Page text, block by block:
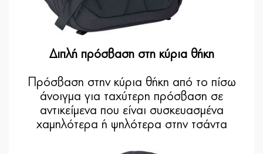
Διπλή πρόσβαση στη κύρια θήκη
Πρόσβαση στην κύρια θήκη από το πίσω
άνοιγμα για ταχύτερη πρόσβαση σε
αντικείμενα που είναι συσκευασμένα
χαμηλότερα ή ψηλότερα στην τσάντα